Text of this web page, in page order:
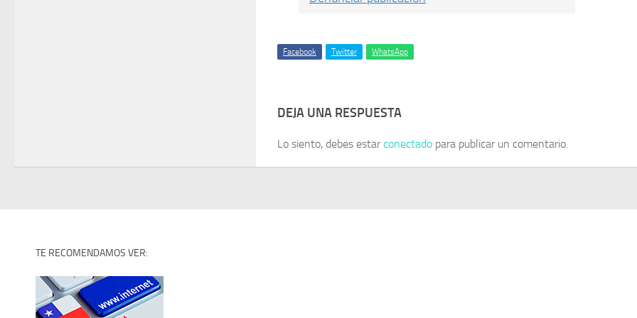
Facebook Twitter WhatsApp
DEJA UNA RESPUESTA
Lo siento, debes estarconectado para publicar un comentario.
TE RECOMENDAMOS VER: